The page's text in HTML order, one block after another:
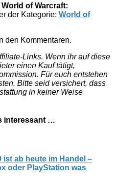
World of Warcraft:
der Kategorie: World of
den Kommentaren.
Links. Wenn ihr auf diese
einen Kauf tätigt,
Für euch entstehen
Bitte seid versichert, dass
in keiner Weise
interessant …
ist ab heute im Handel –
oder PlayStation was